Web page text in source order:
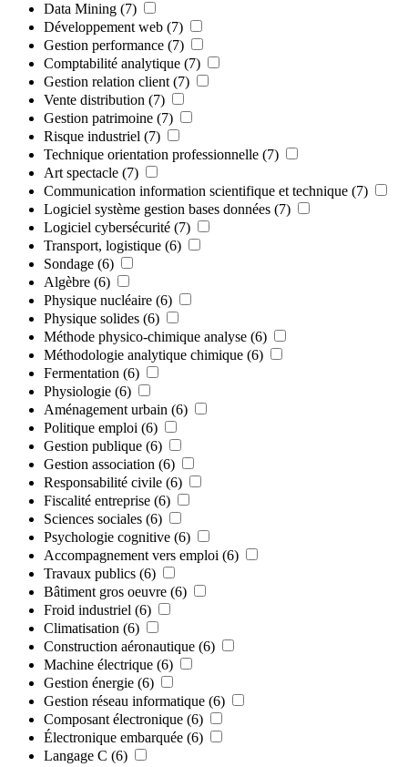
Data Mining (7)
Développement web (7)
Gestion performance (7)
Comptabilité analytique (7)
Gestion relation client (7)
Vente distribution (7)
Gestion patrimoine (7)
Risque industriel (7)
Technique orientation professionnelle (7)
Art spectacle (7)
Communication information scientifique et technique (7)
Logiciel système gestion bases données (7)
Logiciel cybersécurité (7)
Transport, logistique (6)
Sondage (6)
Algèbre (6)
Physique nucléaire (6)
Physique solides (6)
Méthode physico-chimique analyse (6)
Méthodologie analytique chimique (6)
Fermentation (6)
Physiologie (6)
Aménagement urbain (6)
Politique emploi (6)
Gestion publique (6)
Gestion association (6)
Responsabilité civile (6)
Fiscalité entreprise (6)
Sciences sociales (6)
Psychologie cognitive (6)
Accompagnement vers emploi (6)
Travaux publics (6)
Bâtiment gros oeuvre (6)
Froid industriel (6)
Climatisation (6)
Construction aéronautique (6)
Machine électrique (6)
Gestion énergie (6)
Gestion réseau informatique (6)
Composant électronique (6)
Électronique embarquée (6)
Langage C (6)